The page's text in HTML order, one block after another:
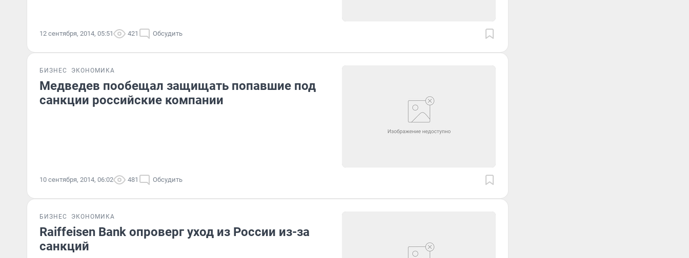
12 сентября, 2014, 05:51 421 Обсудить
БИЗНЕС ЭКОНОМИКА
Медведев пообещал защищать попавшие под
санкции российские компании
10 сентября, 2014, 06:02 481 Обсудить
БИЗНЕС ЭКОНОМИКА
Raiffeisen Bank опроверг уход из России из-за
санкций